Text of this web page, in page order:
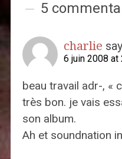
5
charlie
6 juin 2008 at
beau travail adr-, «
très bon. je vais
son album.
Ah et soundnation